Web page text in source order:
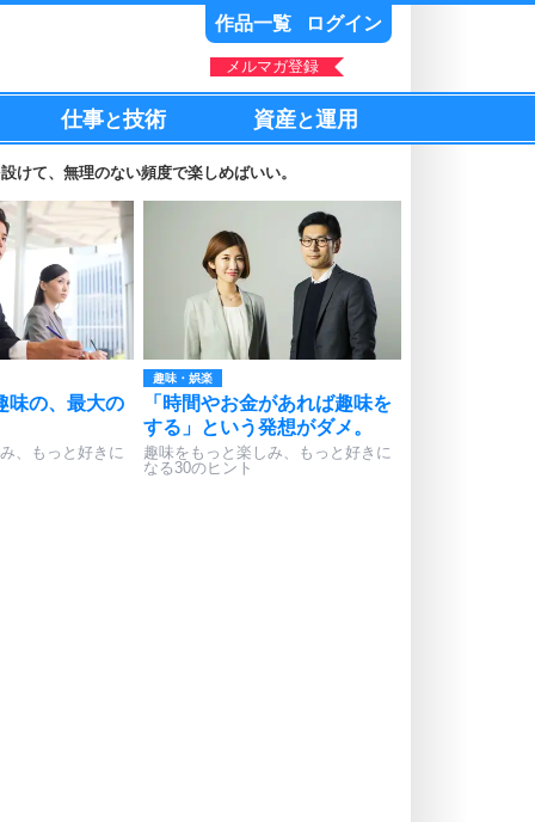
作品一覧 ログイン
メルマガ登録
仕事と技術 資産と運用
けて、無理のない頻度で楽しめばいい。
味の、最大の
、もっと好きに
趣味・娯楽
「時間やお金があれば趣味を
する」という発想がダメ。
趣味をもっと楽しみ、もっと好きに
なる30のヒント